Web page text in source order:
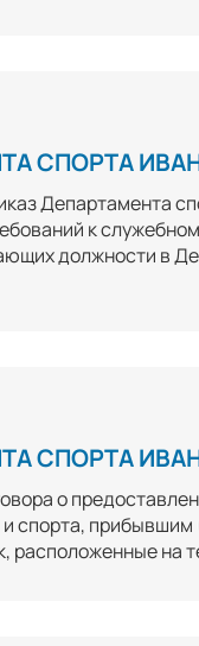
СПОРТА
Департамента
к
должности в
СПОРТА
о
спорта,
расположенные на